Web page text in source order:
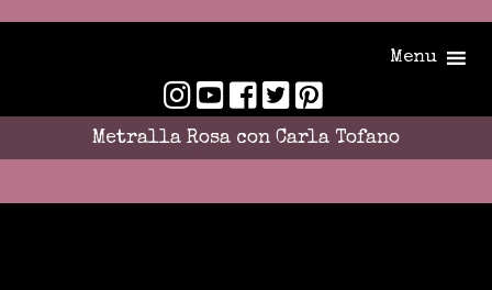
Menu
Metralla Rosa con Carla Tofano